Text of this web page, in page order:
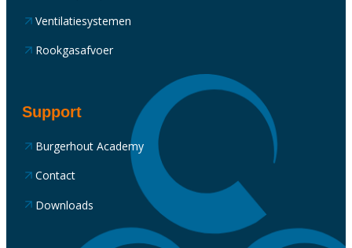
Ventilatiesystemen
Rookgasafvoer
Support
Burgerhout Academy
Contact
Downloads